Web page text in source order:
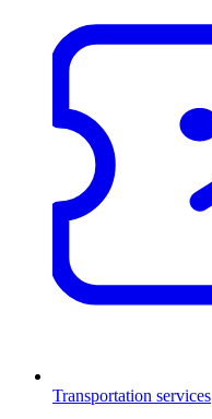
Transportation services